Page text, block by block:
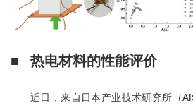
■ 热电材料的性能评价
近日，来自日本产业技术研究所（